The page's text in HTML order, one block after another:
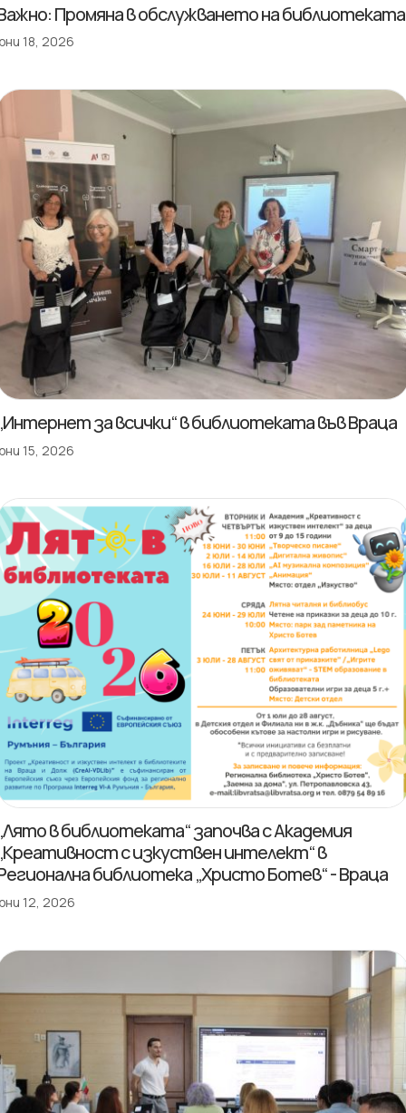
Промяна в обслужването на библиотеката
18, 2026
за всички“ в библиотеката във Враца
15, 2026
в библиотеката“ започва с Академия
с изкуствен интелект“ в
библиотека „Христо Ботев“ - Враца
12, 2026